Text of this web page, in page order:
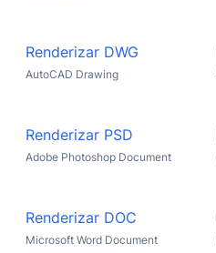
Renderizar DWG
AutoCAD Drawing
Renderizar PSD
Adobe Photoshop Document
Renderizar DOC
Microsoft Word Document